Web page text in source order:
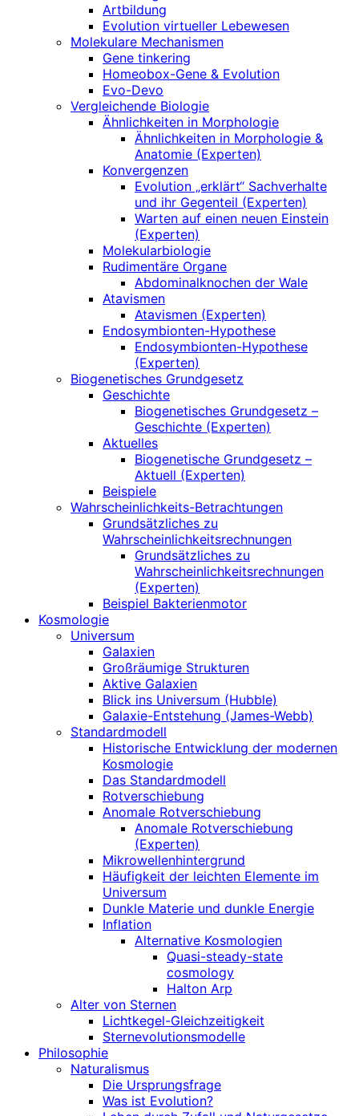
Artbildung
Evolution virtueller Lebewesen
Molekulare Mechanismen
Gene tinkering
Homeobox-Gene & Evolution
Evo-Devo
Vergleichende Biologie
Ähnlichkeiten in Morphologie
Ähnlichkeiten in Morphologie &
Anatomie (Experten)
Konvergenzen
Evolution „erklärt“ Sachverhalte
und ihr Gegenteil (Experten)
Warten auf einen neuen Einstein
(Experten)
Molekularbiologie
Rudimentäre Organe
Abdominalknochen der Wale
Atavismen
Atavismen (Experten)
Endosymbionten-Hypothese
Endosymbionten-Hypothese
(Experten)
Biogenetisches Grundgesetz
Geschichte
Biogenetisches Grundgesetz –
Geschichte (Experten)
Aktuelles
Biogenetische Grundgesetz –
Aktuell (Experten)
Beispiele
Wahrscheinlichkeits-Betrachtungen
Grundsätzliches zu
Wahrscheinlichkeitsrechnungen
Grundsätzliches zu
Wahrscheinlichkeitsrechnungen
(Experten)
Beispiel Bakterienmotor
Kosmologie
Universum
Galaxien
Großräumige Strukturen
Aktive Galaxien
Blick ins Universum (Hubble)
Galaxie-Entstehung (James-Webb)
Standardmodell
Historische Entwicklung der modernen
Kosmologie
Das Standardmodell
Rotverschiebung
Anomale Rotverschiebung
Anomale Rotverschiebung
(Experten)
Mikrowellenhintergrund
Häufigkeit der leichten Elemente im
Universum
Dunkle Materie und dunkle Energie
Inflation
Alternative Kosmologien
Quasi-steady-state
cosmology
Halton Arp
Alter von Sternen
Lichtkegel-Gleichzeitigkeit
Sternevolutionsmodelle
Philosophie
Naturalismus
Die Ursprungsfrage
Was ist Evolution?